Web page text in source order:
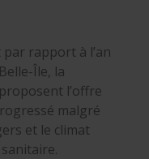
rapport à l’an
Île, la
l’offre
malgré
et le climat